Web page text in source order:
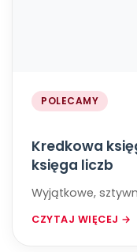
POLECAMY
Kredkowa
księga liczb
Wyjątkowe,
CZYTAJ WIĘCEJ →